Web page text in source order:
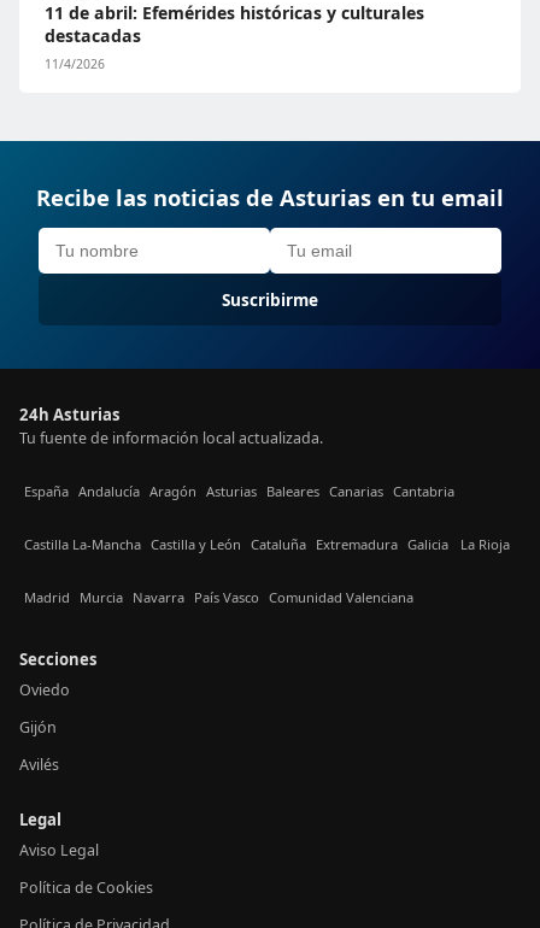
11 de abril: Efemérides históricas y culturales
destacadas
11/4/2026
Recibe las noticias de Asturias en tu email
Suscribirme
24h Asturias
Tu fuente de información local actualizada.
España Andalucía Aragón Asturias Baleares Canarias Cantabria
Castilla La-Mancha Castilla y León Cataluña Extremadura Galicia La Rioja
Madrid Murcia Navarra País Vasco Comunidad Valenciana
Secciones
Oviedo
Gijón
Avilés
Legal
Aviso Legal
Política de Cookies